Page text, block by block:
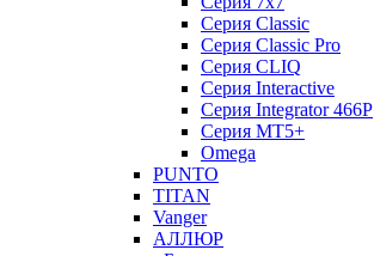
Серия Classic
Серия Classic Pro
Серия CLIQ
Серия Interactive
Серия Integrator 466P
Серия MT5+
Omega
PUNTO
TITAN
Vanger
АЛЛЮР